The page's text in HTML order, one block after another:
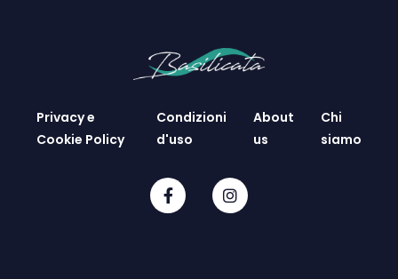
Privacy e
Cookie Policy
Condizioni
d'uso
About
us
Chi
siamo